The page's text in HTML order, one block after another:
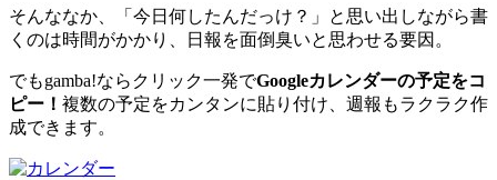
そんななか、「今日何したんだっけ？」と思い出しながら書
くのは時間がかかり、日報を面倒臭いと思わせる要因。
でもgamba!ならクリック一発でGoogleカレンダーの予定をコ
ピー！ 複数の予定をカンタンに貼り付け、週報もラクラク作
成できます。